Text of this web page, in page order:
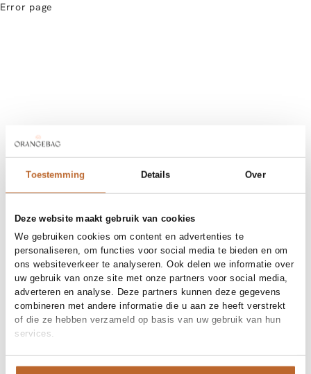
Toestemming Details Over
Deze website maakt gebruik van cookies
We gebruiken cookies om content en advertenties te
personaliseren, om functies voor social media te bieden en om
ons websiteverkeer te analyseren. Ook delen we informatie over
uw gebruik van onze site met onze partners voor social media,
adverteren en analyse. Deze partners kunnen deze gegevens
combineren met andere informatie die u aan ze heeft verstrekt
of die ze hebben verzameld op basis van uw gebruik van hun
services.
Error page